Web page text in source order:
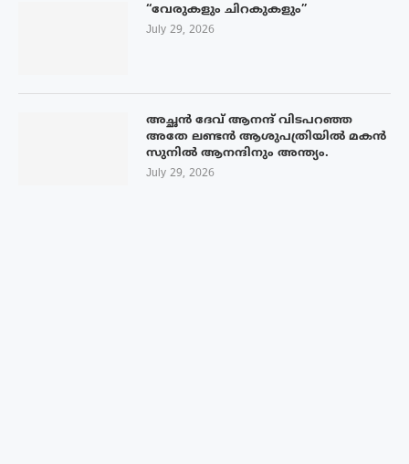
“വേരുകളും ചിറകുകളും”
July 29, 2026
അച്ഛൻ ദേവ് ആനന്ദ് വിടപറഞ്ഞ
അതേ ലണ്ടൻ ആശുപത്രിയിൽ മകൻ
സുനിൽ ആനന്ദിനും അന്ത്യം.
July 29, 2026